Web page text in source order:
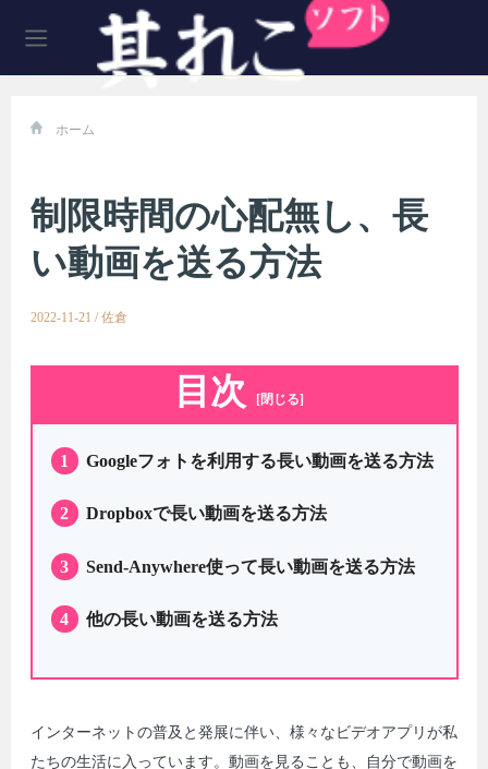
ホーム
制限時間の心配無し、長
い動画を送る方法
2022-11-21 / 佐倉
目次 [閉じる]
1 Googleフォトを利用する長い動画を送る方法
2 Dropboxで長い動画を送る方法
3 Send-Anywhere使って長い動画を送る方法
4 他の長い動画を送る方法
インターネットの普及と発展に伴い、様々なビデオアプリが私
たちの生活に入っています。動画を見ることも、自分で動画を